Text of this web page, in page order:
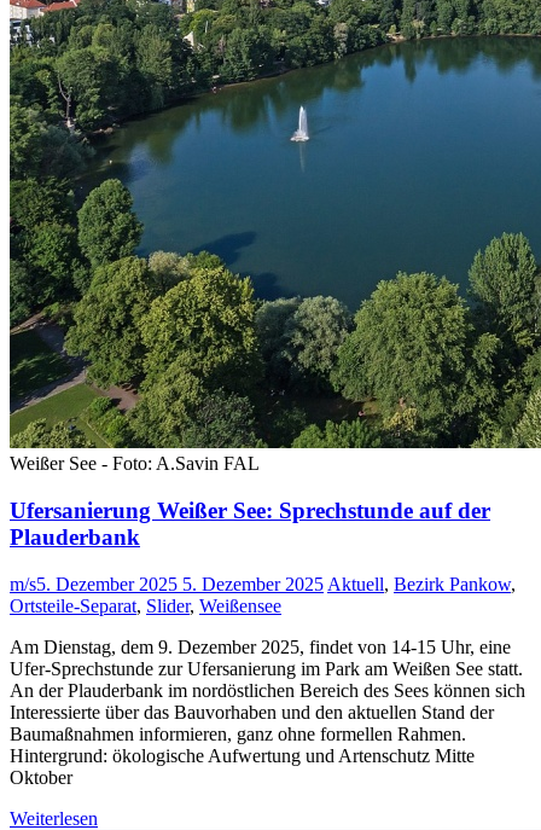
Weißer See - Foto: A.Savin FAL
Ufersanierung Weißer See: Sprechstunde auf der
Plauderbank
m/s5. Dezember 2025 5. Dezember 2025 Aktuell, Bezirk Pankow,
Ortsteile-Separat, Slider, Weißensee
Am Dienstag, dem 9. Dezember 2025, findet von 14-15 Uhr, eine
Ufer-Sprechstunde zur Ufersanierung im Park am Weißen See statt.
An der Plauderbank im nordöstlichen Bereich des Sees können sich
Interessierte über das Bauvorhaben und den aktuellen Stand der
Baumaßnahmen informieren, ganz ohne formellen Rahmen.
Hintergrund: ökologische Aufwertung und Artenschutz Mitte
Oktober
Weiterlesen